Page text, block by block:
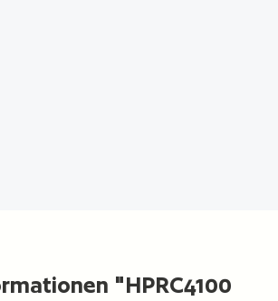
"HPRC4100